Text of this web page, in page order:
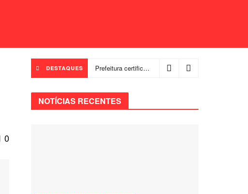
0
DESTAQUES Prefeitura certifica 4,6 mil trabalhadores pelo programa Treinar para Empregar e realiza Feirão de Empregabilidade
NOTÍCIAS RECENTES